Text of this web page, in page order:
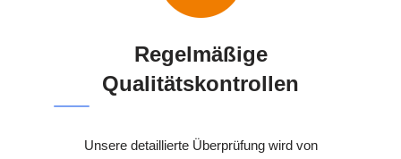
Regelmäßige
Qualitätskontrollen
Unsere detaillierte Überprüfung wird von